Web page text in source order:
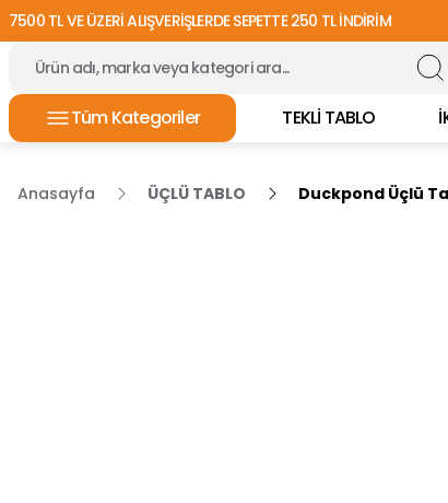
7500 TL VE ÜZERİ ALIŞVERİŞLERDE SEPETTE 250 TL İNDİRİM
Tüm Kategoriler TEKLİ TABLO
Anasayfa ÜÇLÜ TABLO Duckpond Üçlü